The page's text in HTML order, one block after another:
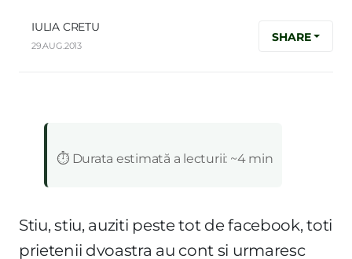
IULIA CRETU
29.AUG.2013
SHARE
⏱️ Durata estimată a lecturii: ~4 min
Stiu, stiu, auziti peste tot de facebook, toti
prietenii dvoastra au cont si urmaresc